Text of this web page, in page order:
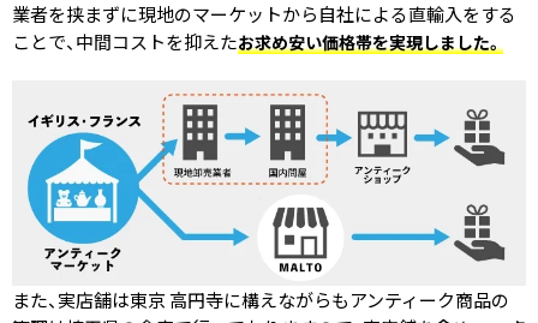
業者を挟まずに現地のマーケットから自社による直輸入をする
ことで、中間コストを抑えたお求め安い価格帯を実現しました。
また、実店舗は東京 高円寺に構えながらもアンティーク商品の